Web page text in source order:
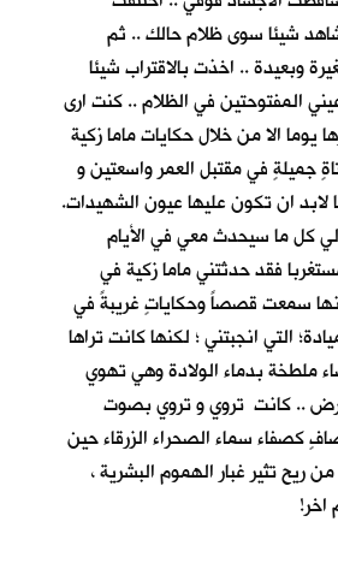
شيئا سوى ظلام حالك .. ثم
وبعيدة .. اخذت بالاقتراب شيئا
المفتوحتين في الظلام .. كنت ارى
يوما الا من خلال حكايات ماما زكية
جميلةٍ في مقتبل العمر واسعتين و
لابد ان تكون عليها عيون الشهيدات.
كل ما سيحدث معي في الأيام
فقد حدثتني ماما زكية في
سمعت قصصاً وحكاياتٍ غريبةً في
التي انجبتني ؛ لكنها كانت تراها
ملطخة بدماء الولادة وهي تهوي
.. كانت تروي و تروي بصوت
كصفاء سماء الصحراء الزرقاء حين
ريح تثير غبار الهموم البشرية ،